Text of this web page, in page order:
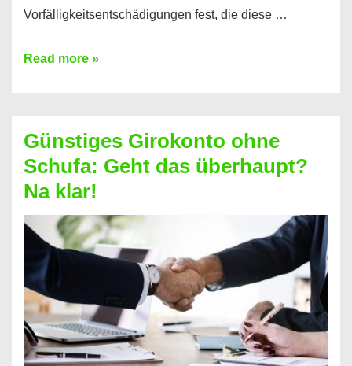
Vorfälligkeitsentschädigungen fest, die diese …
Kredit
dabei
profitieren
–
So
funktioniert’s
Read more »
Günstiges Girokonto ohne
Schufa: Geht das überhaupt?
Na klar!